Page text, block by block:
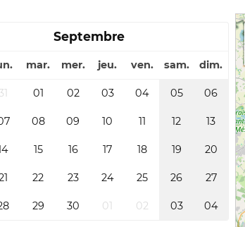
Septembre
mar. mer. jeu. ven. sam. dim.
31 01 02 03 04 05 06
08 09 10 11 12 13
15 16 17 18 19 20
22 23 24 25 26 27
29 30 01 02 03 04